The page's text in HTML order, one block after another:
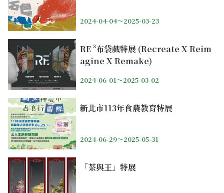
2024-04-04～2025-03-23
RE ³布袋戲特展 (Recreate X Reim
agine X Remake)
2024-06-01～2025-03-02
新北市113年食農教育特展
2024-06-29～2025-05-31
「茶與王」特展